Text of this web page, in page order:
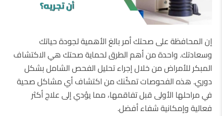
إن المحافظة على صحتك أمر بالغ الأهمية لجودة حياتك
وسعادتك. واحدة من أهم الطرق لحماية صحتك هي الاكتشاف
المبكر للأمراض من خلال إجراء تحليل الفحص الشامل بشكل
دوري. هذه الفحوصات تمكّنك من اكتشاف أي مشاكل صحية
في مراحلها الأولى قبل تفاقمها، مما يؤدي إلى علاج أكثر
فعالية وإمكانية شفاء أفضل.